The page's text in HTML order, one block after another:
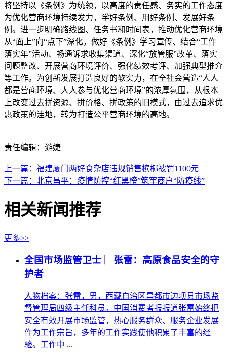
将坚持以《条例》为统领，以高度的责任感、务实的工作态度
为优化营商环境持续发力，学好条例、用好条例、发展好条
例。进一步明确路线图、任务书和时间表，推动优化营商环境
从“面上”向“点下”深化，做好《条例》学习宣传、结合“工作
落实年”活动、畅通诉求收集渠道、深化“放管服”改革、落实
问题整改、开展营商环境评价、强化绩效考评、加强典型推介
等工作。为创新发展打造良好的软实力，在全社会营造“人人
都是营商环境、人人参与优化营商环境”的浓厚氛围，从根本
上改变过去拼资源、拼价格、拼政策的旧模式，由过去追求优
惠政策的洼地，转为打造公平营商环境的高地。
责任编辑：游婕
上一篇：福建厦门两好食杂店违规销售槟榔被罚1100元
下一篇：北京昌平：疫情防控“红黑榜”筑牢商户“防疫线”
相关新闻推荐
更多>>
全国市场监管卫士 ︳张雷：高原食品安全的守
护者
人物档案：张雷，男，西藏自治区昌都市边坝县市场监
督管理局四级主任科员。中国消费者报报道张雷始终把
安全有效开展市场监管，热心服务群众、服务企业发展
作为工作宗旨，多年的工作实践使他积累了丰富的经
验。工作中 ...